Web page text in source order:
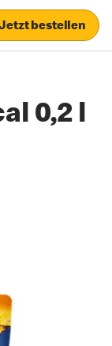
bestellen
0,2 l